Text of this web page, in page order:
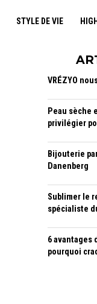
STYLE DE VIE
VRÉZYO
Peau sèche
privilégier
Bijouterie
Danenberg
Sublimer le
spécialiste
6 avantages
pourquoi